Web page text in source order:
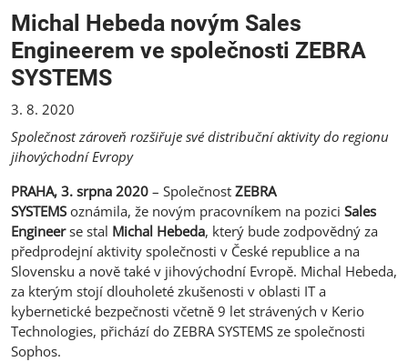
Michal Hebeda novým Sales
Engineerem ve společnosti ZEBRA
SYSTEMS
3. 8. 2020
Společnost zároveň rozšiřuje své distribuční aktivity do regionu
jihovýchodní Evropy
PRAHA, 3. srpna 2020 – Společnost ZEBRA
SYSTEMS oznámila, že novým pracovníkem na pozici Sales
Engineerse stal Michal Hebeda, který bude zodpovědný za
předprodejní aktivity společnosti v České republice a na
Slovensku a nově také v jihovýchodní Evropě. Michal Hebeda,
za kterým stojí dlouholeté zkušenosti v oblasti IT a
kybernetické bezpečnosti včetně 9 let strávených v Kerio
Technologies, přichází do ZEBRA SYSTEMS ze společnosti
Sophos.